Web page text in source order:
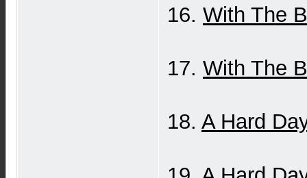
16. With The
17. With The
18. A Hard